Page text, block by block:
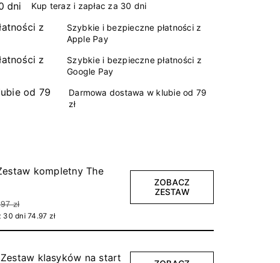
Kup teraz i zapłac za 30 dni
Szybkie i bezpieczne płatności z
Apple Pay
Szybkie i bezpieczne płatności z
Google Pay
Darmowa dostawa w klubie od 79
zł
kompletny The
zł
dni 74.97 zł
ZOBACZ
ZESTAW
klasyków na start